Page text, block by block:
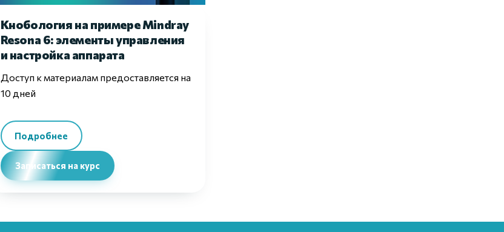
Кнобология на примере Mindray
Resona 6: элементы управления
и настройка аппарата
Доступ к материалам предоставляется на
10 дней
Подробнее
Записаться на курс